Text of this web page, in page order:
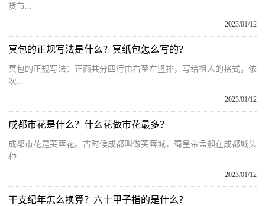
货节...
2023/01/12
冥包的正规写法是什么？冥纸包怎么写的？
冥包的正规写法：正面共分四行由右至左竖排，写给祖人的格式，依
次...
2023/01/12
成都市花是什么？什么花做市花最多？
成都市花是芙蓉花。古时候成都叫做芙蓉城，蜀皇帝孟昶在成都城头
种...
2023/01/12
干支纪年怎么换算？六十甲子指的是什么？